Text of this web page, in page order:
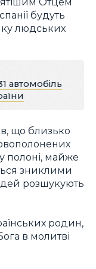
будуть
людських
автомобіль
що близько
полоні, майже
зниклими
розшукують
родин,
в молитві